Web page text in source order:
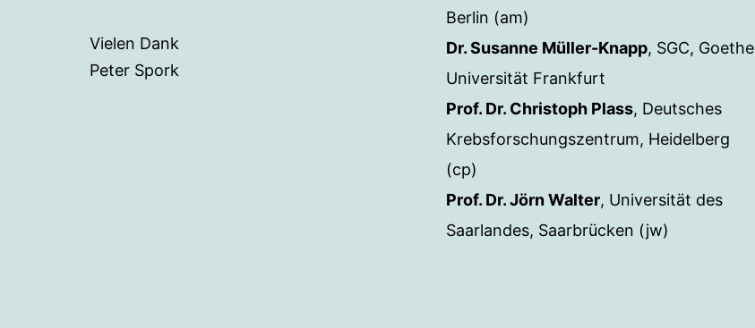
Vielen Dank
Peter Spork
Berlin (am)
Dr. Susanne Müller-Knapp, SGC, Goethe
Universität Frankfurt
Prof. Dr. Christoph Plass, Deutsches
Krebsforschungszentrum, Heidelberg
(cp)
Prof. Dr. Jörn Walter, Universität des
Saarlandes, Saarbrücken (jw)